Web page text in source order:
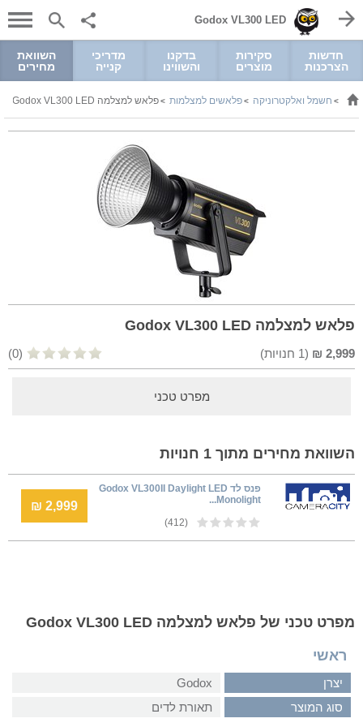
Godox VL300 LED
חדשות
הצרכנות
סקירות
מוצרים
בדקנו
והשווינו
מדריכי
קנייה
השוואת
מחירים
> חשמל ואלקטרוניקה >פלאשים למצלמות >פלאש למצלמה Godox VL300 LED
פלאש למצלמה Godox VL300 LED
2,999
₪
(
1 חנויות) (0)
מפרט טכני
השוואת מחירים מתוך 1 חנויות
פנס לד Godox VL300II Daylight LED
Monolight...
(412)
2,999 ₪
מפרט טכני של פלאש למצלמה Godox VL300 LED
ראשי
יצרן
Godox
סוג המוצר
תאורת לדים